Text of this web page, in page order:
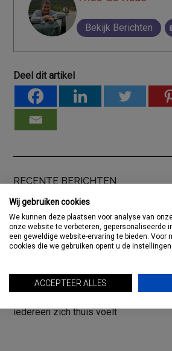
Bekijk Berichten
Deel dit artikel
RECENTE BERICHTEN
TUI lanceert budgetmerk Sundeals in
KLM hervat vluchten naar Tel Aviv
Booking Holdings verdubbelt
kwartaal
het Vakantie Festival
ANVR-Congres 2026: Madeira, een
iedereen zich thuis voelt
Wij gebruiken cookies
We kunnen deze plaatsen voor analyse van
onze website te verbeteren, gepersonaliseerde
een geweldige website-ervaring te bieden. Voor
cookies die we gebruiken opent u de instellingen.
ACCEPTEER ALLES